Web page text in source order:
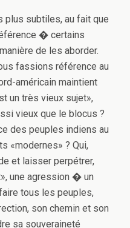
plus subtiles, au fait que
� certains
de les aborder.
fassions référence au
américain maintient
un très vieux sujet»,
vieux que le blocus ?
des peuples indiens au
«modernes» ? Qui,
et laisser perpétrer,
une agression � un
tous les peuples,
son chemin et son
sa souveraineté